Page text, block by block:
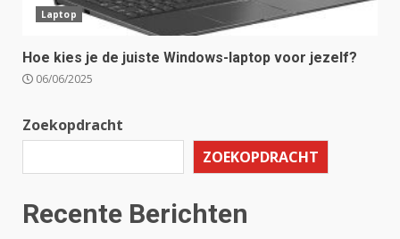
Laptop
Hoe kies je de juiste Windows-laptop voor jezelf?
06/06/2025
Zoekopdracht
ZOEKOPDRACHT
Recente Berichten